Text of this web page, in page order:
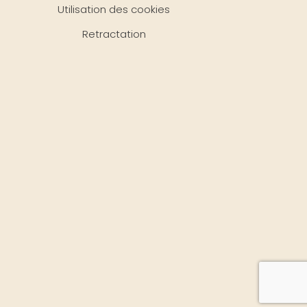
Utilisation des cookies
Retractation